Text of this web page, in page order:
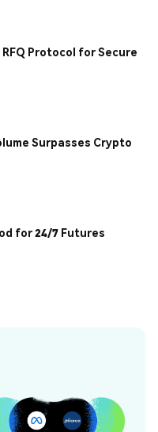
Protocol for Secure
Surpasses Crypto
for 24/7 Futures